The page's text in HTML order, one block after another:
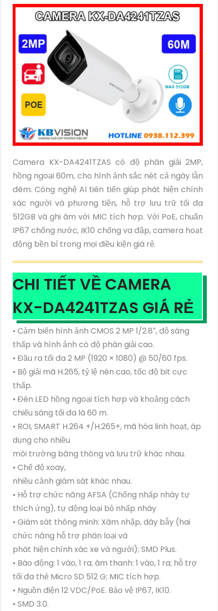
Camera KX-DA4241TZAS có độ phân giải 2MP,
hồng ngoại 60m, cho hình ảnh sắc nét cả ngày lẫn
đêm. Công nghệ AI tiên tiến giúp phát hiện chính
xác người và phương tiện, hỗ trợ lưu trữ tối đa
512GB và ghi âm với MIC tích hợp. Với PoE, chuẩn
IP67 chống nước, IK10 chống va đập, camera hoạt
động bền bỉ trong mọi điều kiện giá rẻ.
CHI TIẾT VỀ CAMERA
KX-DA4241TZAS GIÁ RẺ
• Cảm biến hình ảnh CMOS 2 MP 1/2.8″, độ sáng
thấp và hình ảnh có độ phân giải cao.
• Đầu ra tối đa 2 MP (1920 × 1080) @ 50/60 fps.
• Bộ giải mã H.265, tỷ lệ nén cao, tốc độ bit cực
thấp.
• Đèn LED hồng ngoại tích hợp và khoảng cách
chiếu sáng tối đa là 60 m.
• ROI, SMART H.264 +/H.265+, mã hóa linh hoạt, áp
dụng cho nhiều
môi trường băng thông và lưu trữ khác nhau.
• Chế độ xoay,
nhiều cảnh giám sát khác nhau.
• Hỗ trợ chức năng AFSA (Chống nhấp nháy tự
thích ứng), tự động loại bỏ nhấp nháy
• Giám sát thông minh: Xâm nhập, dây bẫy (hai
chức năng hỗ trợ phân loại và
phát hiện chính xác xe và người); SMD Plus.
• Báo động: 1 vào, 1 ra; âm thanh: 1 vào, 1 ra; hỗ trợ
tối đa thẻ Micro SD 512 G; MIC tích hợp.
• ​​Nguồn điện 12 VDC/PoE. Bảo vệ IP67, IK10.
• SMD 3.0.